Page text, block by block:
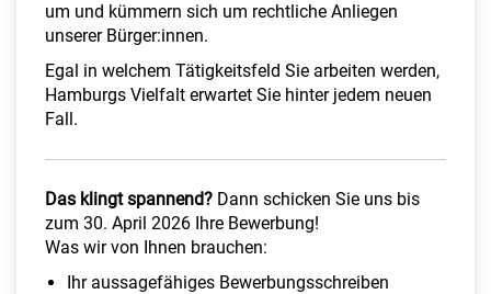
um und kümmern sich um rechtliche Anliegen
unserer Bürger:innen.
Egal in welchem Tätigkeitsfeld Sie arbeiten werden,
Hamburgs Vielfalt erwartet Sie hinter jedem neuen
Fall.
Das klingt spannend? Dann schicken Sie uns bis
zum 30. April 2026 Ihre Bewerbung!
Was wir von Ihnen brauchen:
Ihr aussagefähiges Bewerbungsschreiben